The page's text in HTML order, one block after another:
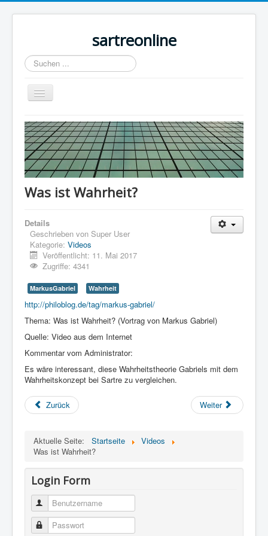
sartreonline
Suchen
...
Navigation
an/aus
Home
Texte
Videos
Rezensionen
Kontakt
Impressum
Was ist Wahrheit?
Details
Geschrieben von Super User
Kategorie: Videos
Veröffentlicht: 11. Mai 2017
Zugriffe: 4341
MarkusGabriel Wahrheit
http://philoblog.de/tag/markus-gabriel/
Thema: Was ist Wahrheit? (Vortrag von Markus Gabriel)
Quelle: Video aus dem Internet
Kommentar vom Administrator:
Es wäre interessant, diese Wahrheitstheorie Gabriels mit dem
Wahrheitskonzept bei Sartre zu vergleichen.
Zurück Weiter
Aktuelle Seite: Startseite
Videos
Was ist Wahrheit?
Login Form
Benutzername
Passwort